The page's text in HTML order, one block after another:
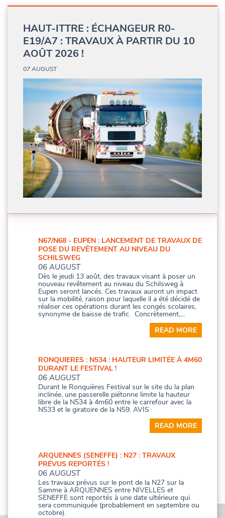
HAUT-ITTRE : ÉCHANGEUR R0-
E19/A7 : TRAVAUX À PARTIR DU 10
AOÛT 2026 !
07 AUGUST
N67/N68 - EUPEN : LANCEMENT DE TRAVAUX DE
POSE DU REVÊTEMENT AU NIVEAU DU
SCHILSWEG
06 AUGUST
Dès le jeudi 13 août, des travaux visant à poser un
nouveau revêtement au niveau du Schilsweg à
Eupen seront lancés. Ces travaux auront un impact
sur la mobilité, raison pour laquelle il a été décidé de
réaliser ces opérations durant les congés scolaires,
synonyme de baisse de trafic. Concrètement,...
READ MORE
RONQUIERES : N534 : HAUTEUR LIMITÉE À 4M60
DURANT LE FESTIVAL !
06 AUGUST
Durant le Ronquières Festival sur le site du la plan
inclinée, une passerelle piétonne limite la hauteur
libre de la N534 à 4m60 entre le carrefour avec la
N533 et le giratoire de la N59. AVIS
READ MORE
ARQUENNES (SENEFFE) : N27 : TRAVAUX
PRÉVUS REPORTÉS !
06 AUGUST
Les travaux prévus sur le pont de la N27 sur la
Samme à ARQUENNES entre NIVELLES et
SENEFFE sont reportés à une date ultérieure qui
sera communiquée (probablement en septembre ou
octobre).